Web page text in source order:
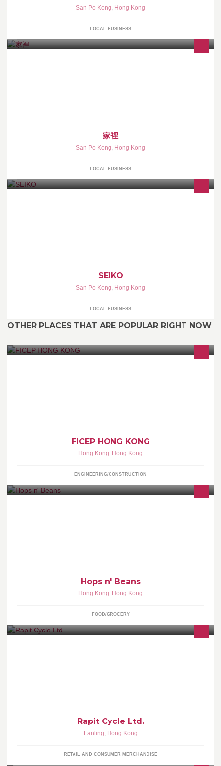
San Po Kong, Hong Kong
LOCAL BUSINESS
家裡
San Po Kong, Hong Kong
LOCAL BUSINESS
SEIKO
San Po Kong, Hong Kong
LOCAL BUSINESS
OTHER PLACES THAT ARE POPULAR RIGHT NOW
FICEP HONG KONG
Hong Kong, Hong Kong
ENGINEERING/CONSTRUCTION
Hops n' Beans
Hong Kong, Hong Kong
FOOD/GROCERY
Rapit Cycle Ltd.
Fanling, Hong Kong
RETAIL AND CONSUMER MERCHANDISE